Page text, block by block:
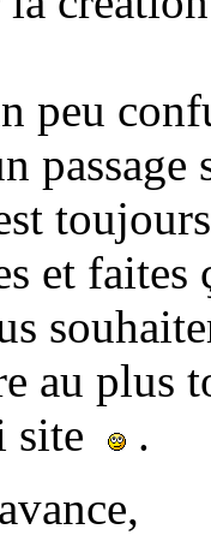
peu
passage
et faites
au plus
site
.